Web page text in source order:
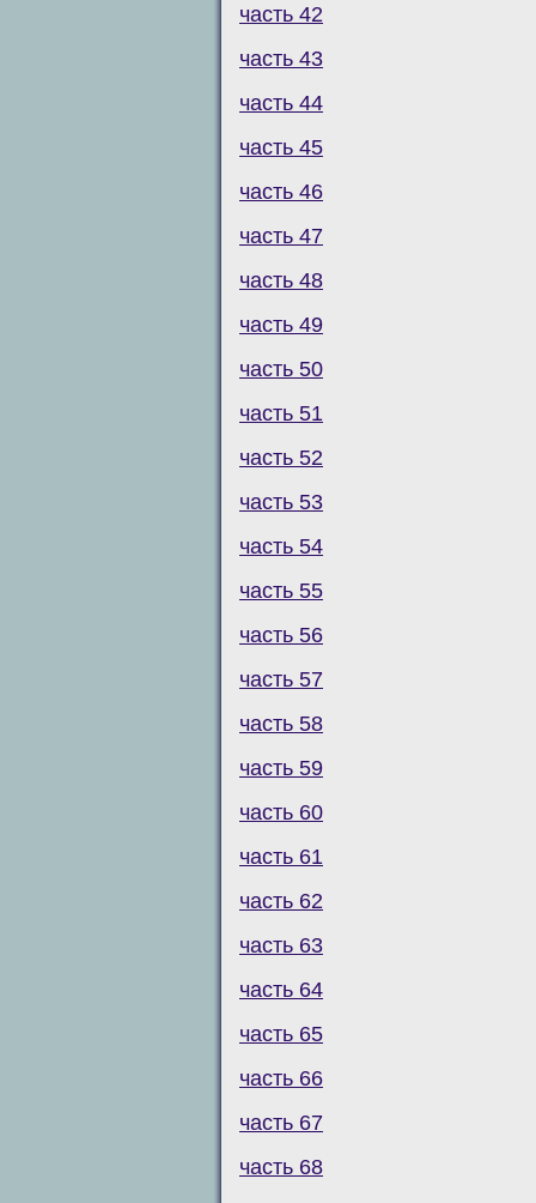
часть 42
часть 43
часть 44
часть 45
часть 46
часть 47
часть 48
часть 49
часть 50
часть 51
часть 52
часть 53
часть 54
часть 55
часть 56
часть 57
часть 58
часть 59
часть 60
часть 61
часть 62
часть 63
часть 64
часть 65
часть 66
часть 67
часть 68